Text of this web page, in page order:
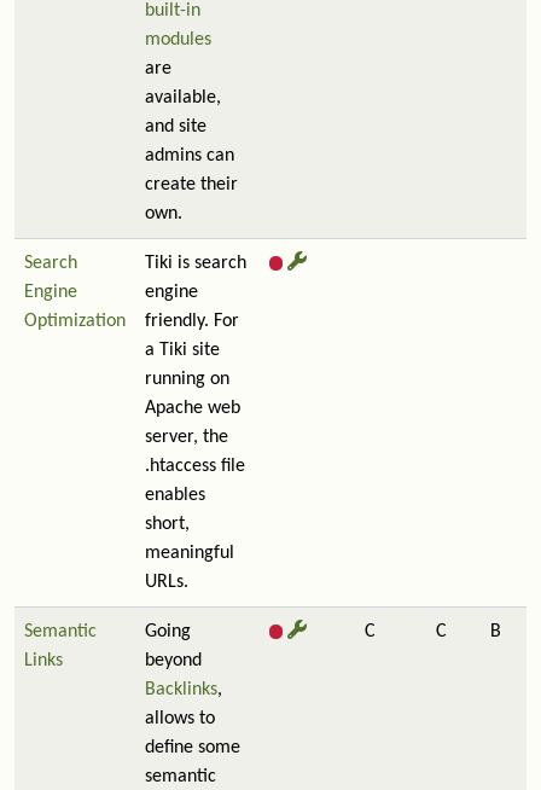
built-in
modules
are
available,
and site
admins can
create their
own.
Search
Engine
Optimization
Tiki is search
engine
friendly. For
a Tiki site
running on
Apache web
server, the
.htaccess file
enables
short,
meaningful
URLs.
Semantic
Links
Going
beyond
Backlinks,
allows to
define some
semantic
C C B